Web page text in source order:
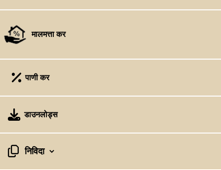
मालमत्ता कर
पाणी कर
डाउनलोड्स